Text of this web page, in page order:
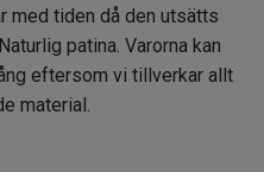
med tiden då den utsätts
patina. Varorna kan
eftersom vi tillverkar allt
material.